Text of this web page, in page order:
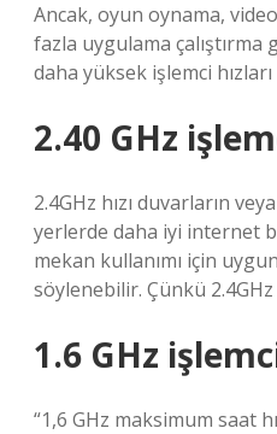
Ancak, oyun oynama,
fazla uygulama
daha yüksek işlemci
2.40 GHz
2.4GHz hızı duvarların
yerlerde daha iyi internet
mekan kullanımı için
söylenebilir. Çünkü 2.4GHz
1.6 GHz
“1,6 GHz maksimum saat